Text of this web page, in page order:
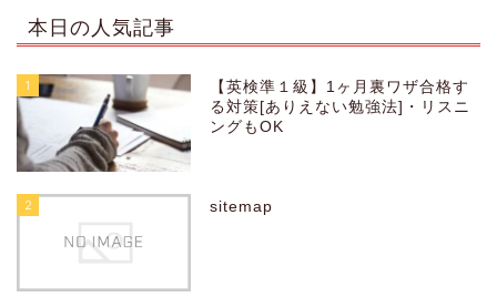
本日の人気記事
1
【英検準１級】1ヶ月裏ワザ合格す
る対策[ありえない勉強法]・リスニ
ングもOK
2 sitemap